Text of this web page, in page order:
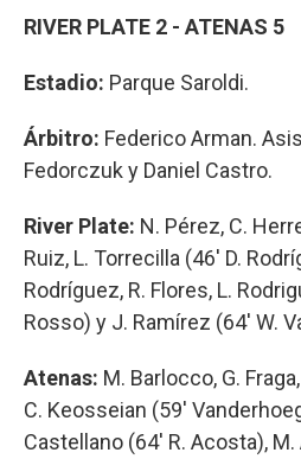
RIVER PLATE 2 - ATENAS 5
Estadio: Parque Saroldi.
Árbitro: Federico Arman.
Fedorczuk y Daniel Castro.
River Plate: N. Pérez, C.
Ruiz, L. Torrecilla (46' D.
Rodríguez, R. Flores, L.
Rosso) y J. Ramírez (64' W.
Atenas: M. Barlocco, G.
C. Keosseian (59'
Castellano (64' R. Acosta), M.